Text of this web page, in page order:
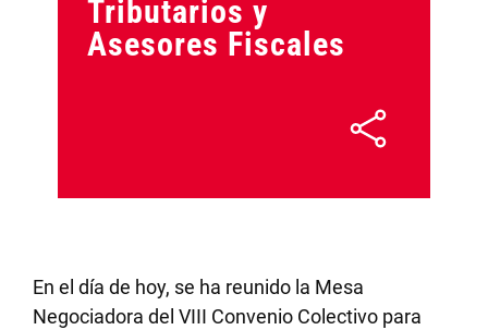
Tributarios y
Asesores Fiscales
En el día de hoy, se ha reunido la Mesa
Negociadora del VIII Convenio Colectivo para